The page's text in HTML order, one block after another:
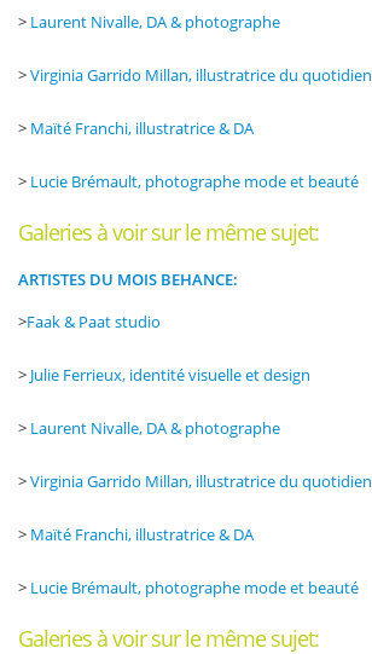
> Laurent Nivalle, DA & photographe
>Virginia Garrido Millan, illustratrice du quotidien
> Maïté Franchi, illustratrice & DA
> Lucie Brémault, photographe mode et beauté
Galeries à voir sur le même sujet:
ARTISTES DU MOIS BEHANCE:
>Faak & Paat studio
> Julie Ferrieux, identité visuelle et design
> Laurent Nivalle, DA & photographe
>Virginia Garrido Millan, illustratrice du quotidien
> Maïté Franchi, illustratrice & DA
> Lucie Brémault, photographe mode et beauté
Galeries à voir sur le même sujet: